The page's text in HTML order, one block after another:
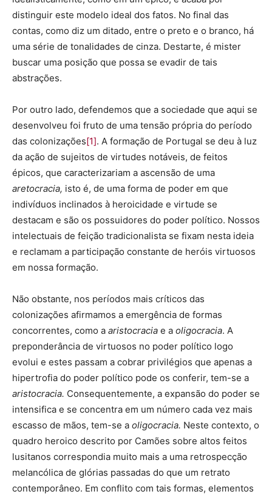
distinguir este modelo ideal dos fatos. No final das
contas, como diz um ditado, entre o preto e o branco, há
uma série de tonalidades de cinza. Destarte, é mister
buscar uma posição que possa se evadir de tais
abstrações.
Por outro lado, defendemos que a sociedade que aqui se
desenvolveu foi fruto de uma tensão própria do período
das colonizações[1]. A formação de Portugal se deu à luz
da ação de sujeitos de virtudes notáveis, de feitos
épicos, que caracterizariam a ascensão de uma
aretocracia, isto é, de uma forma de poder em que
indivíduos inclinados à heroicidade e virtude se
destacam e são os possuidores do poder político. Nossos
intelectuais de feição tradicionalista se fixam nesta ideia
e reclamam a participação constante de heróis virtuosos
em nossa formação.
Não obstante, nos períodos mais críticos das
colonizações afirmamos a emergência de formas
concorrentes, como a aristocracia e a oligocracia. A
preponderância de virtuosos no poder político logo
evolui e estes passam a cobrar privilégios que apenas a
hipertrofia do poder político pode os conferir, tem-se a
aristocracia. Consequentemente, a expansão do poder se
intensifica e se concentra em um número cada vez mais
escasso de mãos, tem-se a oligocracia. Neste contexto, o
quadro heroico descrito por Camões sobre altos feitos
lusitanos correspondia muito mais a uma retrospecção
melancólica de glórias passadas do que um retrato
contemporâneo. Em conflito com tais formas, elementos